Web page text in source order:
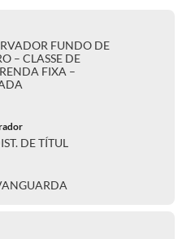
FUNDO DE
– CLASSE DE
FIXA –
DE TÍTUL